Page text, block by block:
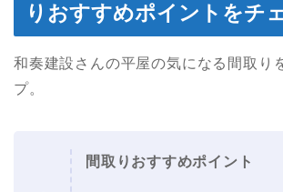
りおすすめポイントをチ
和奏建設さんの平屋の気になる間取り
プ。
間取りおすすめポイント